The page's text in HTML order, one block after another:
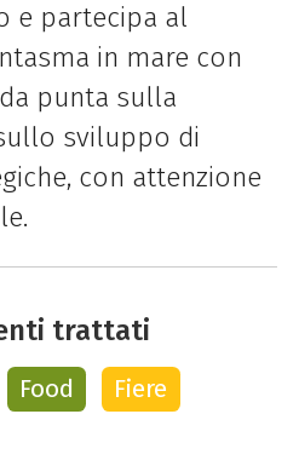
e partecipa al
in mare con
punta sulla
sviluppo di
con attenzione
trattati
Food Fiere